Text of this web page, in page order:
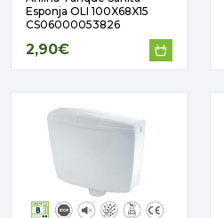
TINTAS, DROGAS E LIMPEZA
DYRUP
SKIL
Esponja OLI 100X68X15
CS06000053826
2,90€